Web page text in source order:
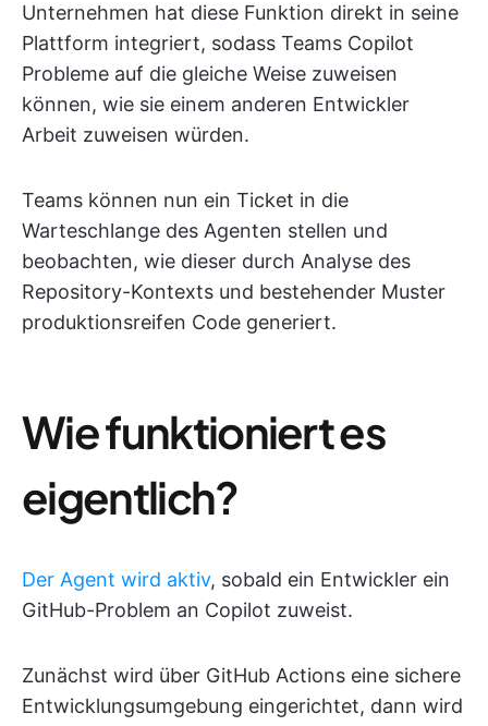
Unternehmen hat diese Funktion direkt in seine
Plattform integriert, sodass Teams Copilot
Probleme auf die gleiche Weise zuweisen
können, wie sie einem anderen Entwickler
Arbeit zuweisen würden.
Teams können nun ein Ticket in die
Warteschlange des Agenten stellen und
beobachten, wie dieser durch Analyse des
Repository-Kontexts und bestehender Muster
produktionsreifen Code generiert.
Wie funktioniert es
eigentlich?
Der Agent wird aktiv, sobald ein Entwickler ein
GitHub-Problem an Copilot zuweist.
Zunächst wird über GitHub Actions eine sichere
Entwicklungsumgebung eingerichtet, dann wird